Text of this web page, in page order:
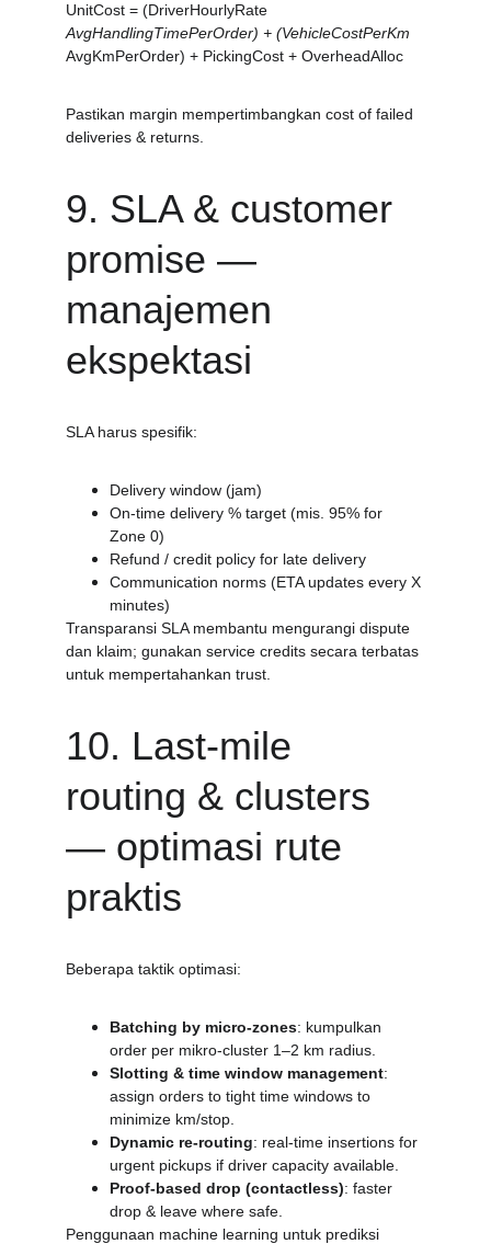
UnitCost = (DriverHourlyRate
AvgHandlingTimePerOrder) + (VehicleCostPerKm
AvgKmPerOrder) + PickingCost + OverheadAlloc
Pastikan margin mempertimbangkan cost of failed
deliveries & returns.
9. SLA & customer
promise —
manajemen
ekspektasi
SLA harus spesifik:
Delivery window (jam)
On-time delivery % target (mis. 95% for
Zone 0)
Refund / credit policy for late delivery
Communication norms (ETA updates every X
minutes)
Transparansi SLA membantu mengurangi dispute
dan klaim; gunakan service credits secara terbatas
untuk mempertahankan trust.
10. Last-mile
routing & clusters
— optimasi rute
praktis
Beberapa taktik optimasi:
Batching by micro-zones: kumpulkan
order per mikro-cluster 1–2 km radius.
Slotting & time window management:
assign orders to tight time windows to
minimize km/stop.
Dynamic re-routing: real-time insertions for
urgent pickups if driver capacity available.
Proof-based drop (contactless): faster
drop & leave where safe.
Penggunaan machine learning untuk prediksi